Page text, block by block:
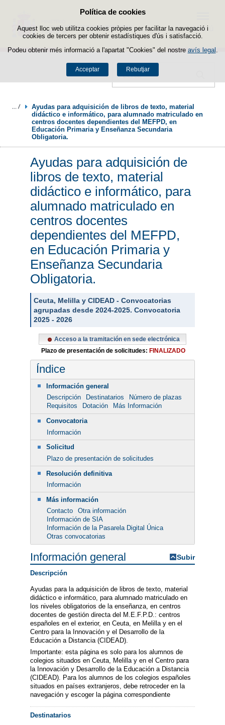
Política de cookies
Aquest lloc web utilitza cookies pròpies per facilitar la navegació i
cookies de tercers per obtenir estadístiques d'ús i satisfacció.
Podeu obtenir més informació a l'apartat "Cookies" del nostre avís legal
Acceptar Rebutjar
Passar al contingut
Cercador
Menú
Ayudas para adquisición de libros de texto, material
didáctico e informático, para alumnado matriculado en
centros docentes dependientes del MEFPD, en
Educación Primaria y Enseñanza Secundaria
Obligatoria.
Ayudas para adquisición de
libros de texto, material
didáctico e informático, para
alumnado matriculado en
centros docentes
dependientes del MEFPD,
en Educación Primaria y
Enseñanza Secundaria
Obligatoria.
Ceuta, Melilla y CIDEAD - Convocatorias
agrupadas desde 2024-2025. Convocatoria
2025 - 2026
Acceso a la tramitación en sede electrónica
Plazo de presentación de solicitudes: FINALIZADO
Índice
Información general
Descripción
Destinatarios
Número de plazas
Requisitos
Dotación
Más Información
Convocatoria
Información
Solicitud
Plazo de presentación de solicitudes
Resolución definitiva
Información
Más información
Contacto
Otra información
Información de SIA
Información de la Pasarela Digital Única
Otras convocatorias
Información general Subir
Descripción
Ayudas para la adquisición de libros de texto, material
didáctico e informático, para alumnado matriculado en
los niveles obligatorios de la enseñanza, en centros
docentes de gestión directa del M.E.F.P.D.: centros
españoles en el exterior, en Ceuta, en Melilla y en el
Centro para la Innovación y el Desarrollo de la
Educación a Distancia (CIDEAD).
Importante: esta página es solo para los alumnos de
colegios situados en Ceuta, Melilla y en el Centro para
la Innovación y Desarrollo de la Educación a Distancia
(CIDEAD). Para los alumnos de los colegios españoles
situados en países extranjeros, debe retroceder en la
navegación y escoger la página correspondiente
Destinatarios